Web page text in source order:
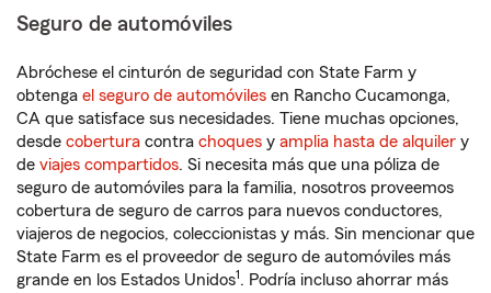
Seguro de automóviles
Abróchese el cinturón de seguridad con State Farm y
obtenga el seguro de automóviles en Rancho Cucamonga,
CA que satisface sus necesidades. Tiene muchas opciones,
desde cobertura contra choques y amplia hasta de alquiler y
de viajes compartidos. Si necesita más que una póliza de
seguro de automóviles para la familia, nosotros proveemos
cobertura de seguro de carros para nuevos conductores,
viajeros de negocios, coleccionistas y más. Sin mencionar que
State Farm es el proveedor de seguro de automóviles más
grande en los Estados Unidos1. Podría incluso ahorrar más